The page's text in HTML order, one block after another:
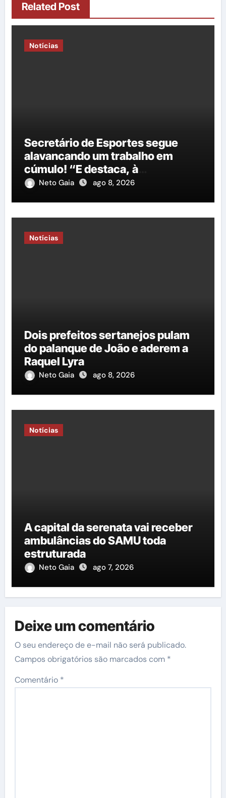
Related Post
Notícias
Secretário de Esportes segue
alavancando um trabalho em
cúmulo! “E destaca, à
importância do governo George
poliesportiva”
Neto Gaia ago 8, 2026
Notícias
Dois prefeitos sertanejos pulam
do palanque de João e aderem a
Raquel Lyra
Neto Gaia ago 8, 2026
Notícias
A capital da serenata vai receber
ambulâncias do SAMU toda
estruturada
Neto Gaia ago 7, 2026
Deixe um comentário
O seu endereço de e-mail não será publicado.
Campos obrigatórios são marcados com *
Comentário *